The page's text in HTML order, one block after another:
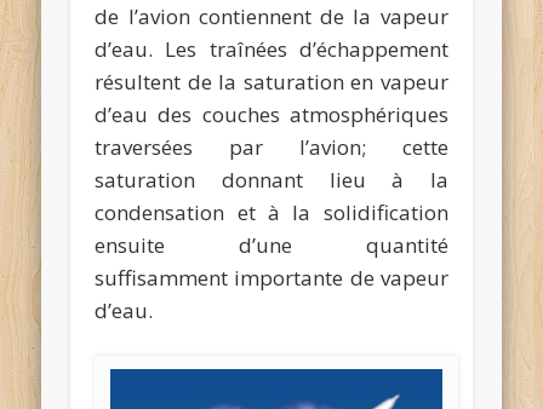
de l’avion contiennent de la vapeur
d’eau. Les traînées d’échappement
résultent de la saturation en vapeur
d’eau des couches atmosphériques
traversées par l’avion; cette
saturation donnant lieu à la
condensation et à la solidification
ensuite d’une quantité
suffisamment importante de vapeur
d’eau.